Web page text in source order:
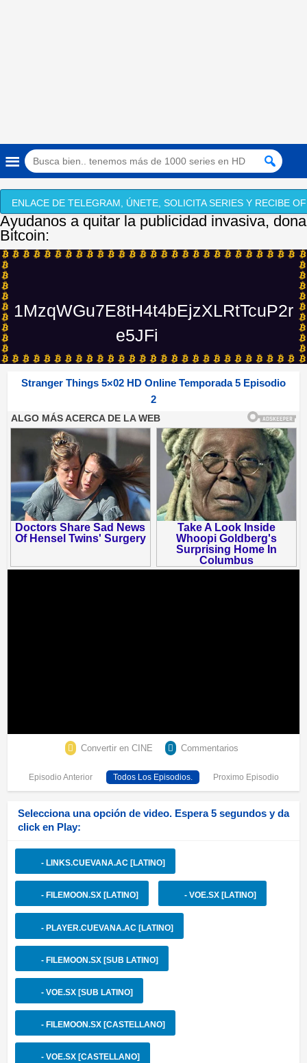
ENLACE DE TELEGRAM, ÚNETE, SOLICITA SERIES Y RECIBE
Ayudanos a quitar la publicidad invasiva, dona
Bitcoin:
1MzqWGu7E8tH4t4bEjzXLRtTcuP2r
e5JFi
Stranger Things 5×02 HD Online Temporada 5 Episodio
2
Convertir en CINE Commentarios
Episodio Anterior Todos Los Episodios. Proximo Episodio
Selecciona una opción de video. Espera 5 segundos y da
click en Play:
- LINKS.CUEVANA.AC [LATINO]
- FILEMOON.SX [LATINO] - VOE.SX [LATINO]
- PLAYER.CUEVANA.AC [LATINO]
- FILEMOON.SX [SUB LATINO]
- VOE.SX [SUB LATINO]
- FILEMOON.SX [CASTELLANO]
- VOE.SX [CASTELLANO]